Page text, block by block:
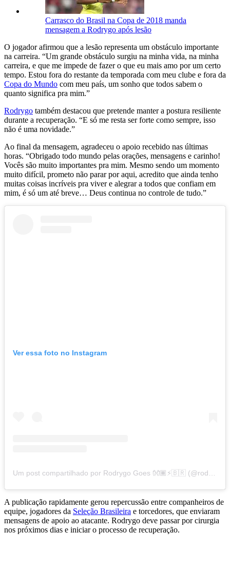
Carrasco do Brasil na Copa de 2018 manda
mensagem a Rodrygo após lesão
O jogador afirmou que a lesão representa um obstáculo importante
na carreira. “Um grande obstáculo surgiu na minha vida, na minha
carreira, e que me impede de fazer o que eu mais amo por um certo
tempo. Estou fora do restante da temporada com meu clube e fora da
Copa do Mundo com meu país, um sonho que todos sabem o
quanto significa pra mim.”
Rodrygo também destacou que pretende manter a postura resiliente
durante a recuperação. “E só me resta ser forte como sempre, isso
não é uma novidade.”
Ao final da mensagem, agradeceu o apoio recebido nas últimas
horas. “Obrigado todo mundo pelas orações, mensagens e carinho!
Vocês são muito importantes pra mim. Mesmo sendo um momento
muito difícil, prometo não parar por aqui, acredito que ainda tenho
muitas coisas incríveis pra viver e alegrar a todos que confiam em
mim, é só um até breve… Deus continua no controle de tudo.”
Ver essa foto no Instagram
A publicação rapidamente gerou repercussão entre companheiros de
equipe, jogadores da Seleção Brasileira e torcedores, que enviaram
mensagens de apoio ao atacante. Rodrygo deve passar por cirurgia
nos próximos dias e iniciar o processo de recuperação.